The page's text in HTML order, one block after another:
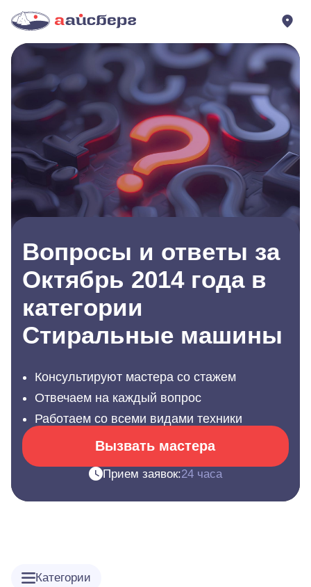
Вопросы и ответы за
Октябрь 2014 года в
категории
Стиральные машины
Консультируют мастера со стажем
Отвечаем на каждый вопрос
Работаем со всеми видами техники
Вызвать мастера
Прием заявок:24 часа
Категории